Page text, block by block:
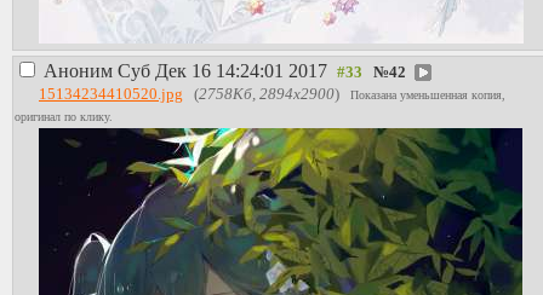
Аноним Суб Дек 16 14:24:01 2017 №42
15134234410520.jpg (2758Кб, 2894x2900)
Показана уменьшенная копия,
оригинал по клику.